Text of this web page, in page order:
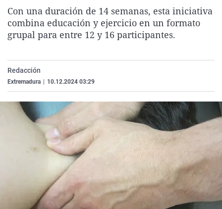
La rosa de los vientos
Gente viajera
Como el perro y el
Caso
Retornados
Equipo de
Operación Viuda
Extremadura
Galicia
La Rioja
Navarra
Virales
Televisión
Elecciones
Con una duración de 14 semanas, esta iniciativa
combina educación y ejercicio en un formato
grupal para entre 12 y 16 participantes.
Redacción
Extremadura 10.12.2024 03:29